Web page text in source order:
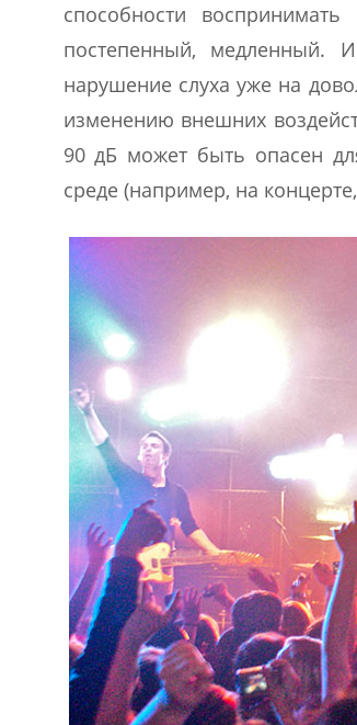
способности
постепенный, медленный.
нарушение слуха уже на
изменению внешних
90 дБ может быть опасен
среде (например, на